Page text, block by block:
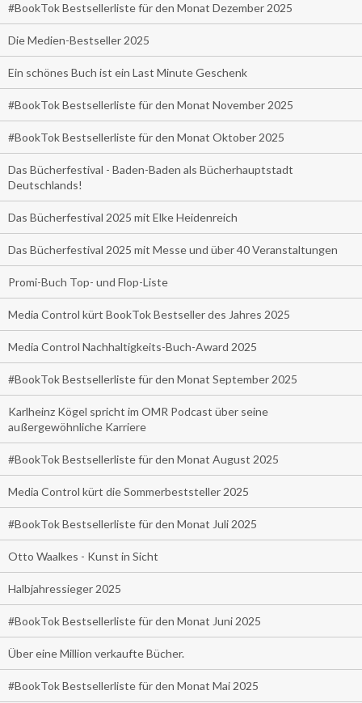
#BookTok Bestsellerliste für den Monat Dezember 2025
Die Medien-Bestseller 2025
Ein schönes Buch ist ein Last Minute Geschenk
#BookTok Bestsellerliste für den Monat November 2025
#BookTok Bestsellerliste für den Monat Oktober 2025
Das Bücherfestival - Baden-Baden als Bücherhauptstadt
Deutschlands!
Das Bücherfestival 2025 mit Elke Heidenreich
Das Bücherfestival 2025 mit Messe und über 40 Veranstaltungen
Promi-Buch Top- und Flop-Liste
Media Control kürt BookTok Bestseller des Jahres 2025
Media Control Nachhaltigkeits-Buch-Award 2025
#BookTok Bestsellerliste für den Monat September 2025
Karlheinz Kögel spricht im OMR Podcast über seine
außergewöhnliche Karriere
#BookTok Bestsellerliste für den Monat August 2025
Media Control kürt die Sommerbeststeller 2025
#BookTok Bestsellerliste für den Monat Juli 2025
Otto Waalkes - Kunst in Sicht
Halbjahressieger 2025
#BookTok Bestsellerliste für den Monat Juni 2025
Über eine Million verkaufte Bücher.
#BookTok Bestsellerliste für den Monat Mai 2025